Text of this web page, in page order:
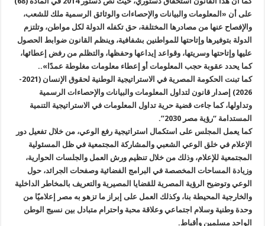
على أن «المعلومات والبيانات والإحصاءات والوثائق الرسمية ملك للشعب،
والإفصاح عنها من مصادرها المختلفة، حق تكفله الدولة لكل مواطن، وتلتزم
الدولة بتوفيرها وإتاحتها للمواطنين بشفافية، وينظم القانون ضوابط الحصول
عليها وإتاحتها وسريتها، وقواعد إيداعها وحفظها، والتظلم من رفض إعطائها،
كما يحدد عقوبة حجب المعلومات أو إعطاء معلومات مغلوطة عمدًا»..
كما تبنت الحكومة المصرية في الاستراتيجية الوطنية لحقوق الإنسان (2021-
2026) إصدار قانون لتداول المعلومات والبيانات والإحصاءات الرسمية
وتداولها، كما جاءت قضية حرية تداول المعلومات في الاستراتيجية التنمية
المستدامة “رؤية مصر 2030”.
كما يعمل المجلس على استكمال استراتيجية رفع الوعي، من خلال تفعيل دور
الإعلام في خلق الوعي الشعبي والمشاركة المجتمعية في ظل المسئولية
المجتمعية للإعلام، وذلك من خلال تنظيم ورش العمل والجلسات الحوارية،
وزيادة المساحات المخصصة في البرامج الفضائية وصفحات الجرائد، حول
الوعي وتوضيح الرؤية المصرية للقضايا المصيرية والتعريف بالمخاطر الداخلية
والخارجية المحيطة بنا، وكذلك العمل على إبراز ما تزهو به مصر إعلاميًا من
وحدة وطنية وسلام اجتماعي وعلاقة محبة واحترام متبادل بين نسيج الوطن
الواحد مسلمين وأقباط.